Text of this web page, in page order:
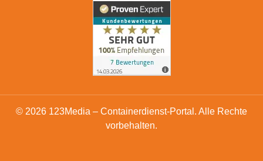
© 2026 123Media – Containerdienst-Portal. Alle Rechte
vorbehalten.